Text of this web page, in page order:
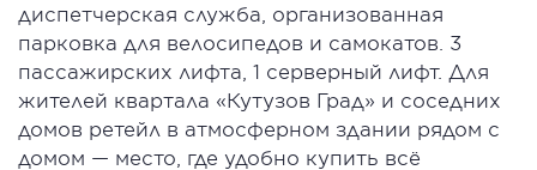
диспетчерская служба, организованная
парковка для велосипедов и самокатов. 3
пассажирских лифта, 1 серверный лифт. Для
жителей квартала «Кутузов Град» и соседних
домов ретейл в атмосферном здании рядом с
домом — место, где удобно купить всё